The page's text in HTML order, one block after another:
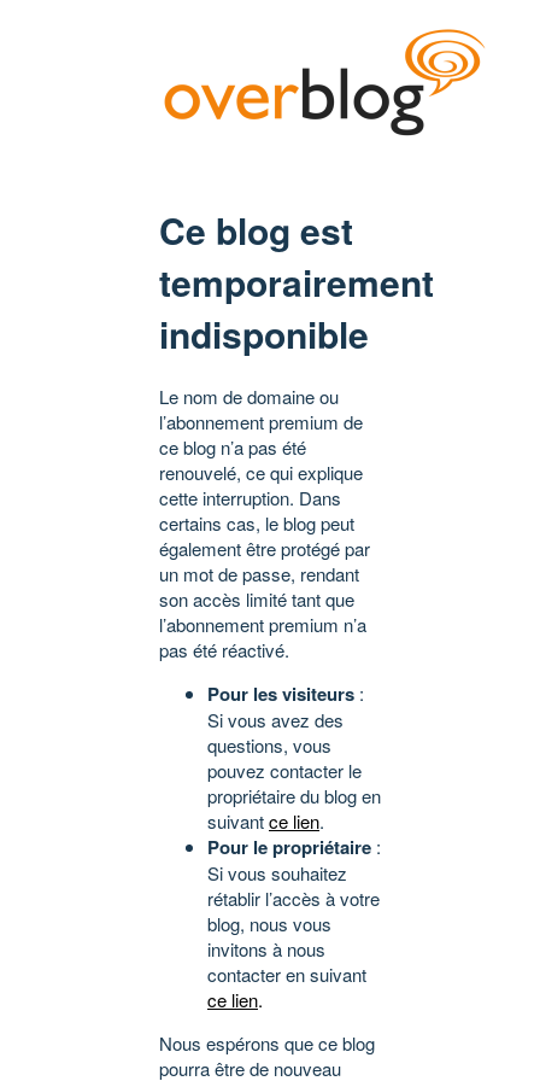
Ce blog est
temporairement
indisponible
Le nom de domaine ou
l’abonnement premium de
ce blog n’a pas été
renouvelé, ce qui explique
cette interruption. Dans
certains cas, le blog peut
également être protégé par
un mot de passe, rendant
son accès limité tant que
l’abonnement premium n’a
pas été réactivé.
Pour les visiteurs :
Si vous avez des
questions, vous
pouvez contacter le
propriétaire du blog en
suivantce lien.
Pour le propriétaire :
Si vous souhaitez
rétablir l’accès à votre
blog, nous vous
invitons à nous
contacter en suivant
ce lien.
Nous espérons que ce blog
pourra être de nouveau